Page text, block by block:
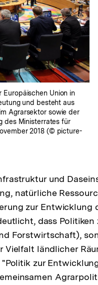
Europäischen Union in
und besteht aus
Agrarsektor sowie der
des Ministerrates für
2018 (© picture-
und
natürliche
zur Entwicklung
dass
Forstwirtschaft),
Vielfalt ländlicher
zur